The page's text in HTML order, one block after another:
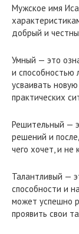
Мужское имя
добрый и
Умный — это
и способностью
усваивать
практических
Решительный —
решений и
чего хочет, и не
Талантливый —
способности и
может успешно
проявить свои